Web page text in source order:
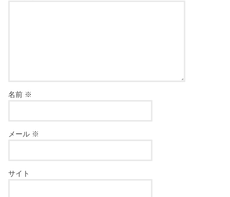
名前 ※
メール ※
サイト